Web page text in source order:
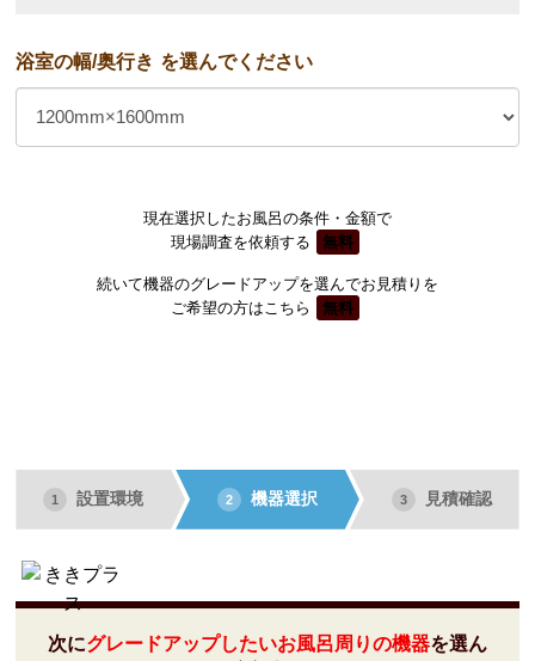
浴室の幅/奥行き を選んでください
現在選択したお風呂の条件・金額で
現場調査を依頼する
無料
続いて機器のグレードアップを選んでお見積りを
ご希望の方はこちら
無料
1 設置環境 2 機器選択 3 見積確認
次にグレードアップしたいお風呂周りの機器を選ん